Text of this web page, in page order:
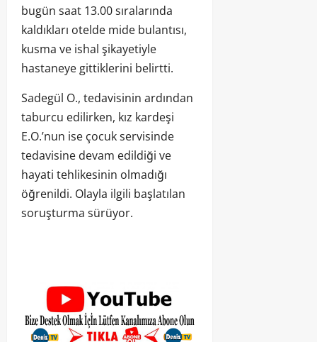
bugün saat 13.00 sıralarında
kaldıkları otelde mide bulantısı,
kusma ve ishal şikayetiyle
hastaneye gittiklerini belirtti.
Sadegül O., tedavisinin ardından
taburcu edilirken, kız kardeşi
E.O.’nun ise çocuk servisinde
tedavisine devam edildiği ve
hayati tehlikesinin olmadığı
öğrenildi. Olayla ilgili başlatılan
soruşturma sürüyor.